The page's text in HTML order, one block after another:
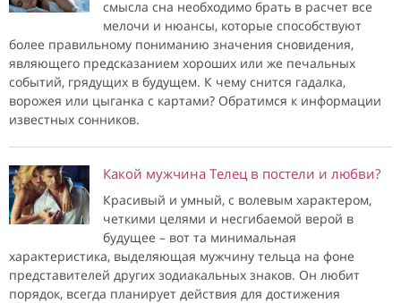
смысла сна необходимо брать в расчет все
мелочи и нюансы, которые способствуют
более правильному пониманию значения сновидения,
являющего предсказанием хороших или же печальных
событий, грядущих в будущем. К чему снится гадалка,
ворожея или цыганка с картами? Обратимся к информации
известных сонников.
Какой мужчина Телец в постели и любви?
Красивый и умный, с волевым характером,
четкими целями и несгибаемой верой в
будущее – вот та минимальная
характеристика, выделяющая мужчину тельца на фоне
представителей других зодиакальных знаков. Он любит
порядок, всегда планирует действия для достижения